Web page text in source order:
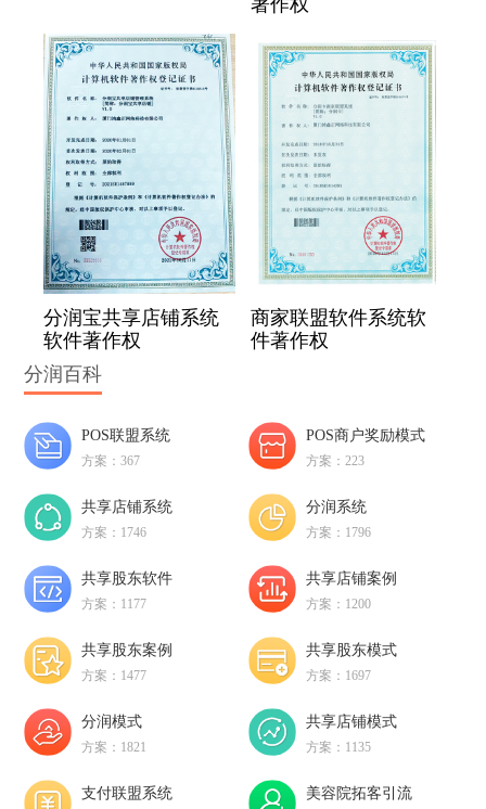
分润宝共享店铺系统
软件著作权
商家联盟软件系统软
件著作权
分润百科
POS联盟系统
方案：367
POS商户奖励模式
方案：223
共享店铺系统
方案：1746
分润系统
方案：1796
共享股东软件
方案：1177
共享店铺案例
方案：1200
共享股东案例
方案：1477
共享股东模式
方案：1697
分润模式
方案：1821
共享店铺模式
方案：1135
支付联盟系统 美容院拓客引流